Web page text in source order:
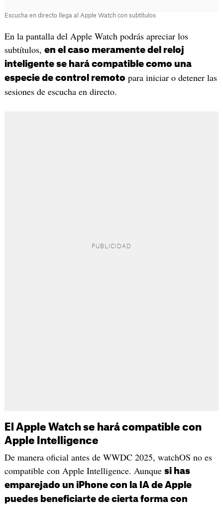
Escucha en directo llega al Apple Watch con subtítulos
En la pantalla del Apple Watch podrás apreciar los
subtítulos, en el caso meramente del reloj
inteligente se hará compatible como una
especie de control remoto para iniciar o detener las
sesiones de escucha en directo.
El Apple Watch se hará compatible con
Apple Intelligence
De manera oficial antes de WWDC 2025, watchOS no es
compatible con Apple Intelligence. Aunque si has
emparejado un iPhone con la IA de Apple
puedes beneficiarte de cierta forma con